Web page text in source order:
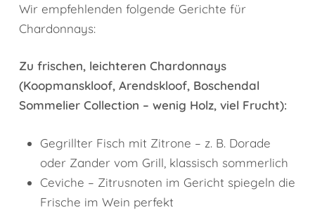
Wir empfehlenden folgende Gerichte für
Chardonnays:
Zu frischen, leichteren Chardonnays
(Koopmanskloof, Arendskloof, Boschendal
Sommelier Collection – wenig Holz, viel Frucht):
Gegrillter Fisch mit Zitrone – z. B. Dorade
oder Zander vom Grill, klassisch sommerlich
Ceviche – Zitrusnoten im Gericht spiegeln die
Frische im Wein perfekt